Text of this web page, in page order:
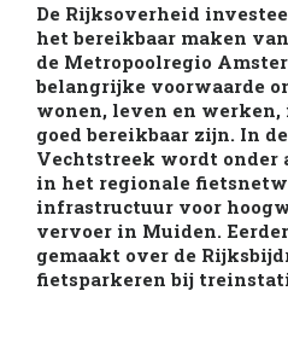
De Rijksoverheid
het bereikbaar maken
de Metropoolregio
belangrijke voorwaarde
wonen, leven en werken,
goed bereikbaar zijn. In
Vechtstreek wordt onder
in het regionale
infrastructuur voor
vervoer in Muiden.
gemaakt over de
fietsparkeren bij